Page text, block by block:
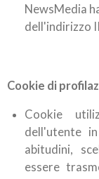
NewsMedia
dell'indirizzo
Cookie di
Cookie
dell'utente
abitudini,
essere